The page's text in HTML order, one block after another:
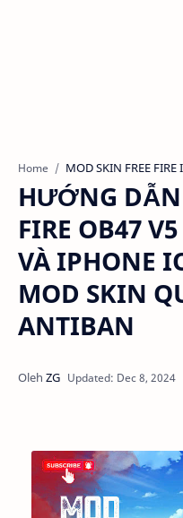
Home MOD SKIN FREE FIRE
HƯỚNG
FIRE OB47
VÀ IPHONE
MOD SKIN
ANTIBAN